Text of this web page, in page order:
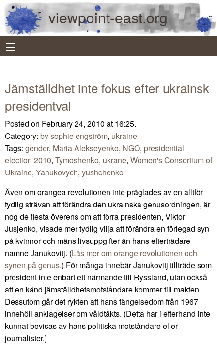
viewpoint-east.org
Jämställdhet inte fokus efter ukrainsk
presidentval
Posted on February 24, 2010 at 16:25.
Category: by sophie engström, ukraine
Tags: gender, Maria Alekseyenko, NGO, presidential
election 2010, Tymoshenko, ukrane, Women's Consortium of
Ukraine, Yanukovych, yushchenko
Även om orangea revolutionen inte präglades av en alltför
tydlig strävan att förändra den ukrainska genusordningen, är
nog de flesta överens om att förra presidenten, Viktor
Jusjenko, visade mer tydlig vilja att förändra en förlegad syn
på kvinnor och mäns livsuppgifter än hans efterträdare
namne Janukovitj. (Läs mer om orange revolutionen och
synen på genus.) För många innebär Janukovitj tillträde som
president inte enbart ett närmande till Ryssland, utan också
att en känd jämställdhetsmotståndare kommer till makten.
Dessutom går det rykten att hans fängelsedom från 1967
innehöll anklagelser om våldtäkts. (Detta har i efterhand inte
kunnat bevisas av hans politiska motståndare eller
journalister.)